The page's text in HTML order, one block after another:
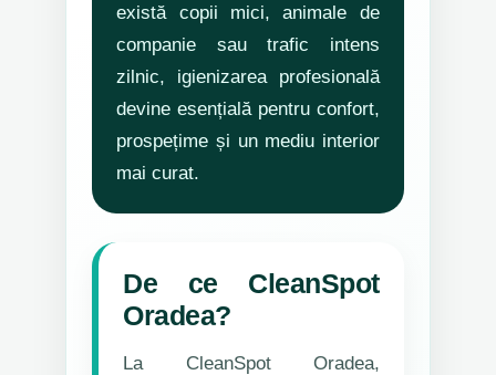
există copii mici, animale de
companie sau trafic intens
zilnic, igienizarea profesională
devine esențială pentru confort,
prospețime și un mediu interior
mai curat.
De ce CleanSpot
Oradea?
La CleanSpot Oradea,